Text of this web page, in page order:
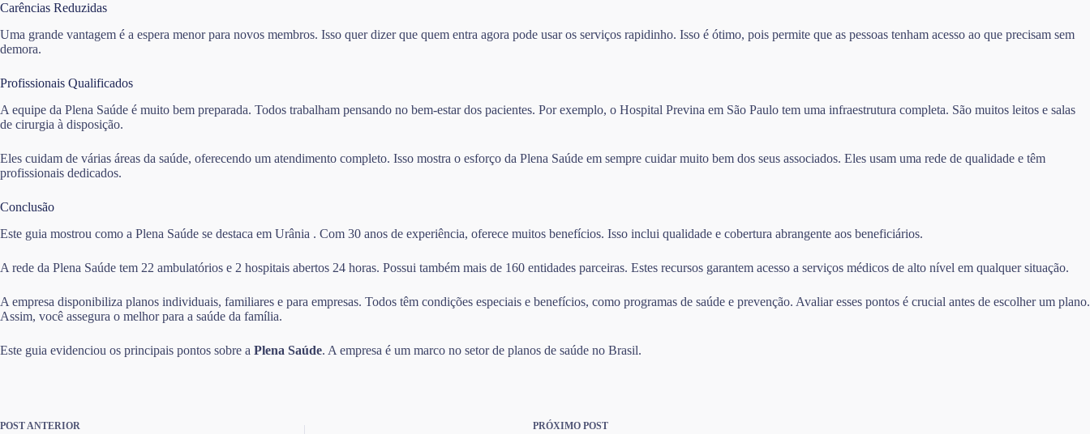
Carências Reduzidas
Uma grande vantagem é a espera menor para novos membros. Isso quer dizer que quem entra agora pode usar os serviços rapidinho. Isso é ótimo, pois permite que as pessoas tenham acesso ao que precisam sem
demora.
Profissionais Qualificados
A equipe da Plena Saúde é muito bem preparada. Todos trabalham pensando no bem-estar dos pacientes. Por exemplo, o Hospital Previna em São Paulo tem uma infraestrutura completa. São muitos leitos e salas
de cirurgia à disposição.
Eles cuidam de várias áreas da saúde, oferecendo um atendimento completo. Isso mostra o esforço da Plena Saúde em sempre cuidar muito bem dos seus associados. Eles usam uma rede de qualidade e têm
profissionais dedicados.
Conclusão
Este guia mostrou como a Plena Saúde se destaca em Urânia . Com 30 anos de experiência, oferece muitos benefícios. Isso inclui qualidade e cobertura abrangente aos beneficiários.
A rede da Plena Saúde tem 22 ambulatórios e 2 hospitais abertos 24 horas. Possui também mais de 160 entidades parceiras. Estes recursos garantem acesso a serviços médicos de alto nível em qualquer situação.
A empresa disponibiliza planos individuais, familiares e para empresas. Todos têm condições especiais e benefícios, como programas de saúde e prevenção. Avaliar esses pontos é crucial antes de escolher um plano.
Assim, você assegura o melhor para a saúde da família.
Este guia evidenciou os principais pontos sobre a Plena Saúde. A empresa é um marco no setor de planos de saúde no Brasil.
POST ANTERIOR PRÓXIMO POST